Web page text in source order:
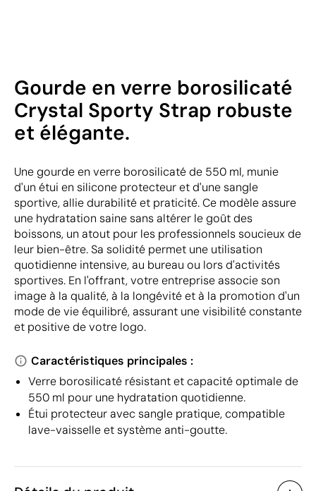
Gourde en verre borosilicaté
Crystal Sporty Strap robuste
et élégante.
Une gourde en verre borosilicaté de 550 ml, munie
d'un étui en silicone protecteur et d'une sangle
sportive, allie durabilité et praticité. Ce modèle assure
une hydratation saine sans altérer le goût des
boissons, un atout pour les professionnels soucieux de
leur bien-être. Sa solidité permet une utilisation
quotidienne intensive, au bureau ou lors d'activités
sportives. En l'offrant, votre entreprise associe son
image à la qualité, à la longévité et à la promotion d'un
mode de vie équilibré, assurant une visibilité constante
et positive de votre logo.
Caractéristiques principales :
Verre borosilicaté résistant et capacité optimale de
550 ml pour une hydratation quotidienne.
Étui protecteur avec sangle pratique, compatible
lave-vaisselle et système anti-goutte.